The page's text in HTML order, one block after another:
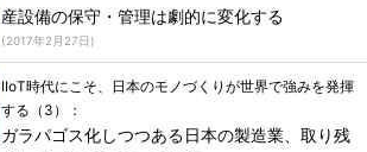
産設備の保守・管理は劇的に変化する
(2017年2月27日)
IIoT時代にこそ、日本のモノづくりが世界で強みを発揮
する（3）：
ガラパゴス化しつつある日本の製造業、取り残